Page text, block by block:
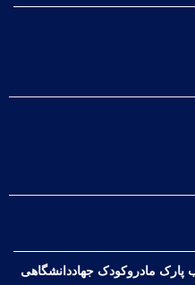
­پارک مادروکودک جهاددانشگاهی